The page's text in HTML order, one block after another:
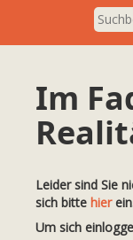
Im
Leider sind Sie
sich bitte hier
Um sich